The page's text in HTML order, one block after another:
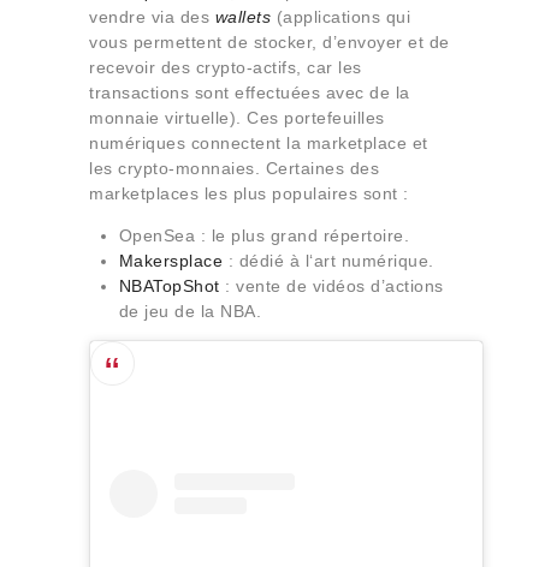
vendre via des wallets (applications qui
vous permettent de stocker, d’envoyer et de
recevoir des crypto-actifs, car les
transactions sont effectuées avec de la
monnaie virtuelle). Ces portefeuilles
numériques connectent la marketplace et
les crypto-monnaies. Certaines des
marketplaces les plus populaires sont :
OpenSea : le plus grand répertoire.
Makersplace : dédié à l‘art numérique.
NBATopShot : vente de vidéos d’actions
de jeu de la NBA.